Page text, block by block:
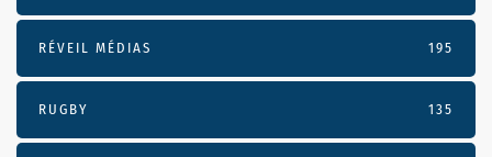
RÉVEIL MÉDIAS 195
RUGBY 135